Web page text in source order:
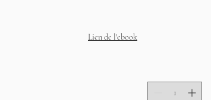
Lien de l'ebook